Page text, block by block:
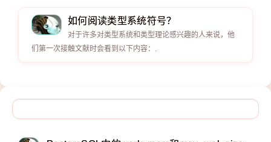
如何阅读类型系统符号？
对于许多对类型系统和类型理论感兴趣的人来说，他
们第一次接触文献时会看到以下内容：.